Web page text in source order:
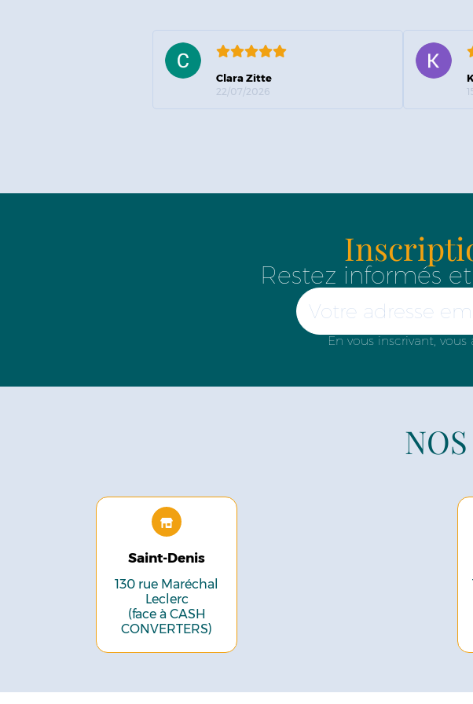
Clara Zitte
22/07/2026
Restez informés
En vous inscrivant,
Saint-Denis
130 rue Maréchal
Leclerc
(face à CASH
CONVERTERS)